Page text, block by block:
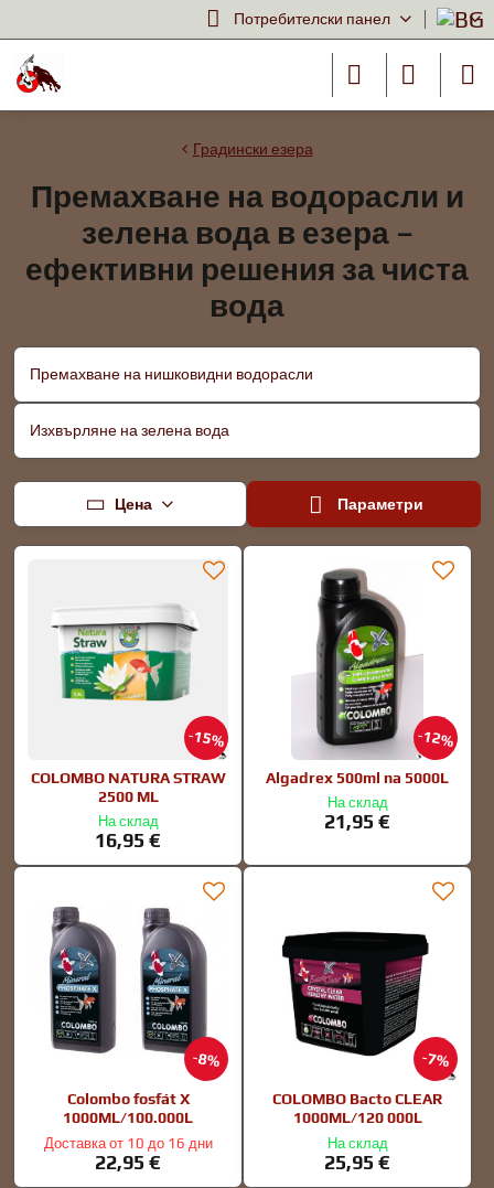
Потребителски панел
Градински езера
Премахване на водорасли и
зелена вода в езера –
ефективни решения за чиста
вода
Премахване на нишковидни водорасли
Изхвърляне на зелена вода
Цена Параметри
15%
COLOMBO NATURA STRAW
2500 ML
На склад
16,95 €
12%
Algadrex 500ml na 5000L
На склад
21,95 €
8%
Colombo fosfát X
1000ML/100.000L
Доставка от 10 до 16 дни
22,95 €
7%
COLOMBO Bacto CLEAR
1000ML/120 000L
На склад
25,95 €